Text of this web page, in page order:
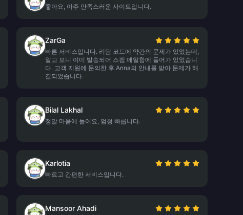
좋아요, 아주 만족스러운 사이트입니다.
ZarGa
빠른 서비스입니다. 리딤 코드에 약간의 문제가 있었는데,
알고 보니 이미 발송되어 스팸 메일함에 들어가 있었습니
다. 고객 지원에 문의한 후 Anna의 안내를 받아 문제가 해
결되었습니다.
Bilal Lakhal
정말 마음에 들어요, 엄청 빠릅니다.
Karlotia
빠르고 간편한 서비스입니다.
Mansoor Ahadi